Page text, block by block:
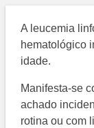
A leucemia
hematológico
idade.
Manifesta-se
achado
rotina ou com